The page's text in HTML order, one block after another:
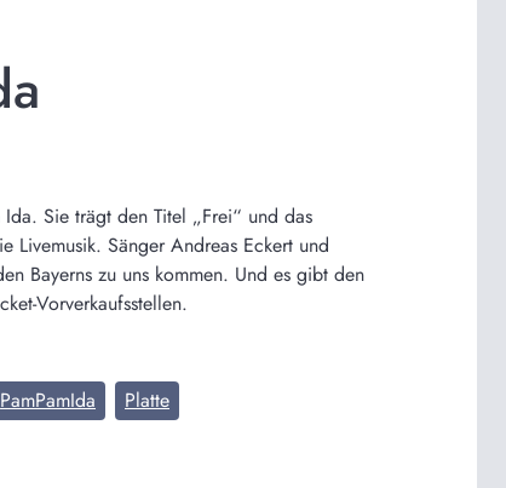
Sie trägt den Titel „Frei“ und das
Livemusik. Sänger Andreas Eckert und
Bayerns zu uns kommen. Und es gibt den
Vorverkaufsstellen.
PamPamIda Platte